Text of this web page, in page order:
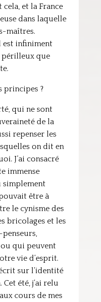
et la France
dans laquelle
maîtres.
est infiniment
que
principes ?
qui ne sont
de la
repenser les
on dit en
J’ai consacré
immense
simplement
être à
le cynisme des
bricolages et les
qui peuvent
vie d’esprit.
écrit sur l’identité
été, j’ai relu
cours de mes